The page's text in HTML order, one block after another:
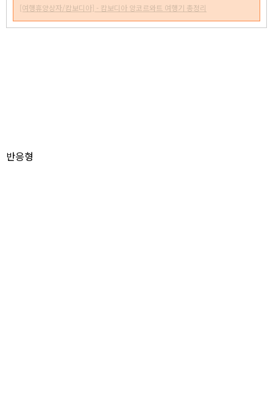
[여행휴양상자/캄보디아] - 캄보디아 앙코르와트 여행기 총정리
반응형